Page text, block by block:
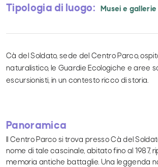
Tipologia di luogo: Musei e gallerie
Cà del Soldato, sede del Centro Parco,
naturalistico, le Guardie Ecologiche e aree
escursionisti, in un contesto ricco di storia.
Panoramica
Il Centro Parco si trova presso Cà del
nome di tale cascinale, abitato fino al 1987,
memoria antiche battaglie. Una leggenda